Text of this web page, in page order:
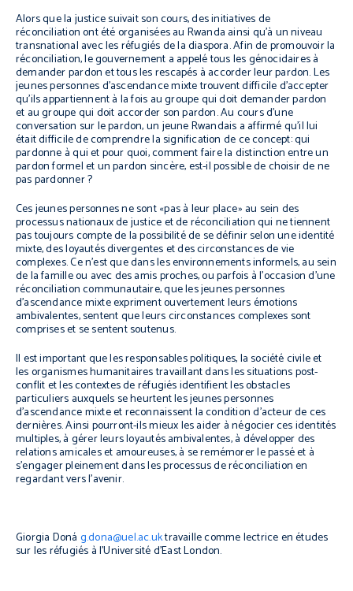
Alors que la justice suivait son cours, des initiatives de
réconciliation ont été organisées au Rwanda ainsi qu’à un niveau
transnational avec les réfugiés de la diaspora. Afin de promouvoir la
réconciliation, le gouvernement a appelé tous les génocidaires à
demander pardon et tous les rescapés à accorder leur pardon. Les
jeunes personnes d’ascendance mixte trouvent difficile d’accepter
qu’ils appartiennent à la fois au groupe qui doit demander pardon
et au groupe qui doit accorder son pardon. Au cours d’une
conversation sur le pardon, un jeune Rwandais a affirmé qu’il lui
était difficile de comprendre la signification de ce concept: qui
pardonne à qui et pour quoi, comment faire la distinction entre un
pardon formel et un pardon sincère, est-il possible de choisir de ne
pas pardonner ?
Ces jeunes personnes ne sont «pas à leur place» au sein des
processus nationaux de justice et de réconciliation qui ne tiennent
pas toujours compte de la possibilité de se définir selon une identité
mixte, des loyautés divergentes et des circonstances de vie
complexes. Ce n’est que dans les environnements informels, au sein
de la famille ou avec des amis proches, ou parfois à l’occasion d’une
réconciliation communautaire, que les jeunes personnes
d’ascendance mixte expriment ouvertement leurs émotions
ambivalentes, sentent que leurs circonstances complexes sont
comprises et se sentent soutenus.
Il est important que les responsables politiques, la société civile et
les organismes humanitaires travaillant dans les situations post-
conflit et les contextes de réfugiés identifient les obstacles
particuliers auxquels se heurtent les jeunes personnes
d’ascendance mixte et reconnaissent la condition d’acteur de ces
dernières. Ainsi pourront-ils mieux les aider à négocier ces identités
multiples, à gérer leurs loyautés ambivalentes, à développer des
relations amicales et amoureuses, à se remémorer le passé et à
s’engager pleinement dans les processus de réconciliation en
regardant vers l’avenir.
Giorgia Doná g.dona@uel.ac.uktravaille comme lectrice en études
sur les réfugiés à l’Université d’East London.